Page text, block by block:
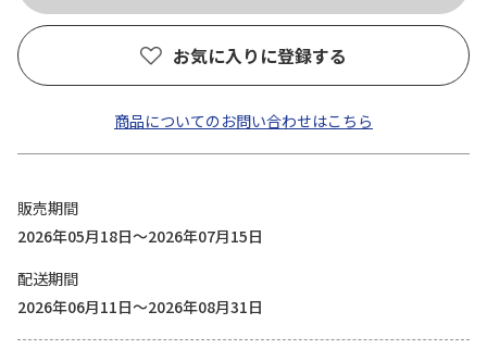
お気に入りに登録する
商品についてのお問い合わせはこちら
販売期間
2026年05月18日～2026年07月15日
配送期間
2026年06月11日～2026年08月31日